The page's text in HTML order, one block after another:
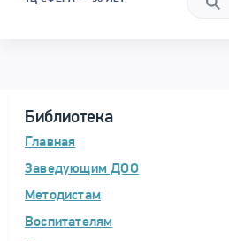
Библиотека
Главная
Заведующим ДОО
Методистам
Воспитателям